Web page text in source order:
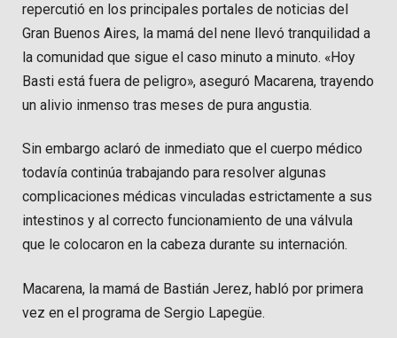
repercutió en los principales portales de noticias del
Gran Buenos Aires, la mamá del nene llevó tranquilidad a
la comunidad que sigue el caso minuto a minuto. «Hoy
Basti está fuera de peligro», aseguró Macarena, trayendo
un alivio inmenso tras meses de pura angustia.
Sin embargo aclaró de inmediato que el cuerpo médico
todavía continúa trabajando para resolver algunas
complicaciones médicas vinculadas estrictamente a sus
intestinos y al correcto funcionamiento de una válvula
que le colocaron en la cabeza durante su internación.
Macarena, la mamá de Bastián Jerez, habló por primera
vez en el programa de Sergio Lapegüe.